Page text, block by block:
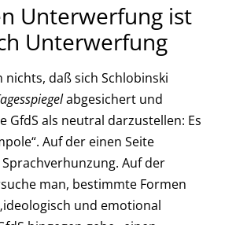
Unterwerfung ist
Unterwerfung
nichts, daß sich Schlobinski
abgesichert und
GfdS als neutral darzustellen: Es
Auf der einen Seite
Auf der
man, bestimmte Formen
und emotional